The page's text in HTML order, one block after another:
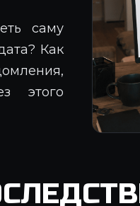
саму
Как
этого